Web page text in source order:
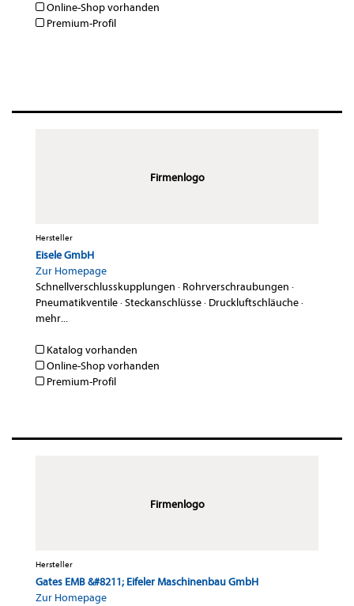
Online-Shop vorhanden
Premium-Profil
Firmenlogo
Hersteller
Eisele GmbH
Zur Homepage
Schnellverschlusskupplungen · Rohrverschraubungen ·
Pneumatikventile·Steckanschlüsse· Druckluftschläuche·
mehr...
Katalog vorhanden
Online-Shop vorhanden
Premium-Profil
Firmenlogo
Hersteller
Gates EMB &#8211; Eifeler Maschinenbau GmbH
Zur Homepage